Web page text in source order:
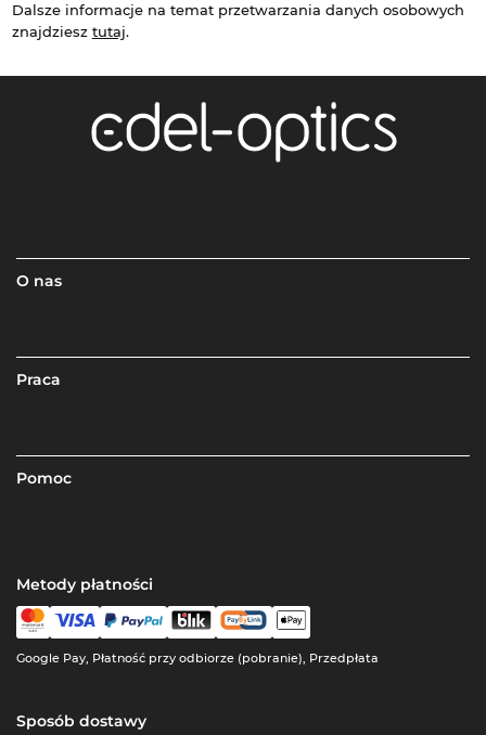
Dalsze informacje na temat przetwarzania danych osobowych
znajdziesz tutaj.
O nas
Praca
Pomoc
Metody płatności
Google Pay, Płatność przy odbiorze (pobranie), Przedpłata
Sposób dostawy